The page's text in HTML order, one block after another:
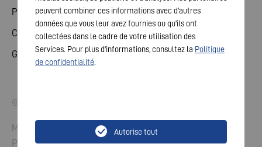
Publications
Contact investisseurs
Gouvernement d'entreprise
© 2026 VARTA AG. Tous droits réservés.
Mentions légales
Protection des données
peuvent combiner ces informations avec d'autres
données que vous leur avez fournies ou qu'ils ont
collectées dans le cadre de votre utilisation des
Services. Pour plus d'informations, consultez la Politique
de confidentialité.
Autorise tout